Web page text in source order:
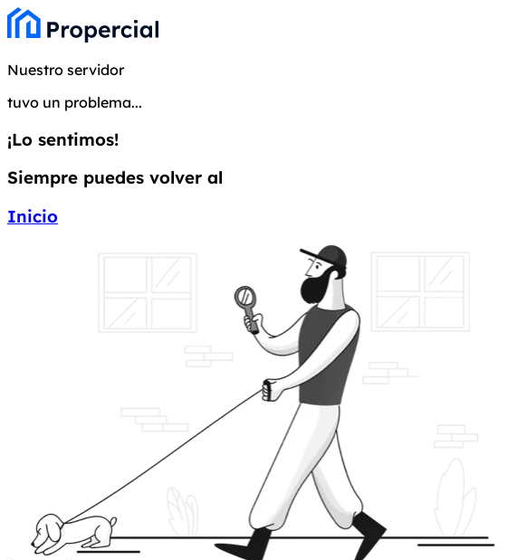
Nuestro servidor
tuvo un problema...
¡Lo sentimos!
Siempre puedes volver al
Inicio